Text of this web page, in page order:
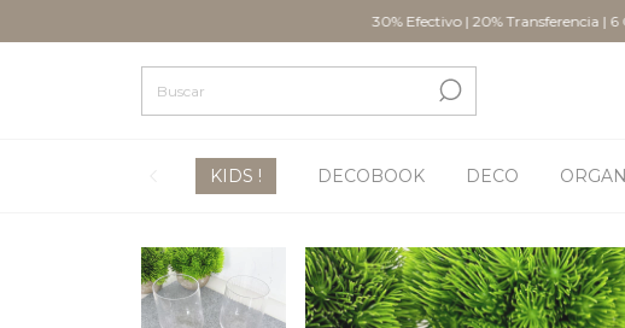
30% Efectivo | 20% Transferencia | 6 Cuotas
KIDS ! DECOBOOK DECO